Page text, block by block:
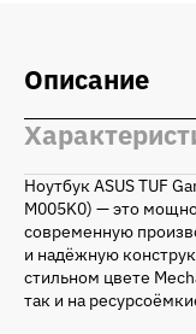
Описание
Ноутбук ASUS TUF
M005K0) — это
современную
и надёжную
стильном цвете
так и на